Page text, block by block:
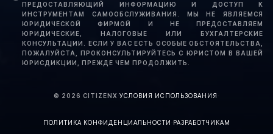
ПРЕДОСТАВЛЯЮЩИЙ ИНФОРМАЦИЮ И ДОСТУП К
ИНСТРУМЕНТАМ САМООБСЛУЖИВАНИЯ. МЫ НЕ ЯВЛЯЕМСЯ
ЮРИДИЧЕСКОЙ ФИРМОЙ И НЕ ПРЕДОСТАВЛЯЕМ
ЮРИДИЧЕСКИЕ, НАЛОГОВЫЕ ИЛИ БУХГАЛТЕРСКИЕ
КОНСУЛЬТАЦИИ. ЕСЛИ У ВАС ЕСТЬ ОСОБЫЕ ОБСТОЯТЕЛЬСТВА,
ПОЖАЛУЙСТА, ПРОКОНСУЛЬТИРУЙТЕСЬ С ЮРИСТОМ В ВАШЕЙ
ЮРИСДИКЦИИ, ПРЕЖДЕ ЧЕМ ПРОДОЛЖИТЬ.
© 2026 CITIZENX ·УСЛОВИЯ ИСПОЛЬЗОВАНИЯ ·
ПОЛИТИКА КОНФИДЕНЦИАЛЬНОСТИ ·РАЗРАБОТЧИКАМ